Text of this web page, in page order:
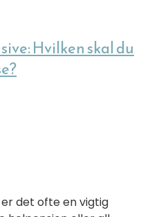
Hvilken skal du
det ofte en vigtig